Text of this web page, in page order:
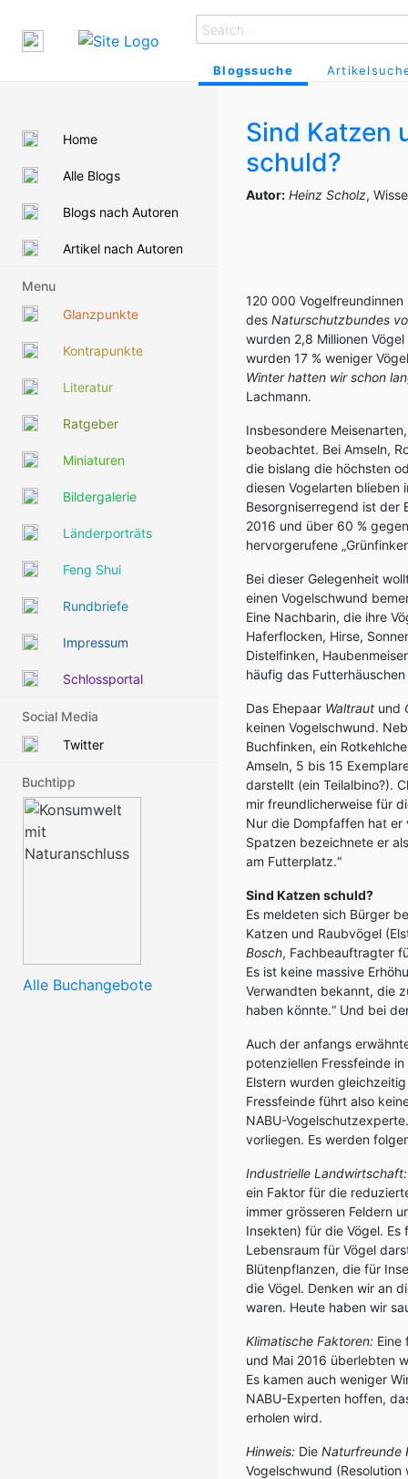
Blogssuche
Home
Alle Blogs
Blogs nach Autoren
Artikel nach Autoren
Menu
Glanzpunkte
Kontrapunkte
Literatur
Ratgeber
Miniaturen
Bildergalerie
Länderporträts
Feng Shui
Rundbriefe
Impressum
Schlossportal
Social Media
Twitter
Buchtipp
Alle Buchangebote
Sind Katzen
schuld?
Autor: Heinz Scholz,
120 000
des Naturschutzbundes
wurden 2,8 Millionen
wurden 17 % weniger
Winter hatten wir schon
Lachmann.
Insbesondere
beobachtet. Bei Amseln,
die bislang die höchsten
diesen Vogelarten blieben
Besorgniserregend ist der
2016 und über 60 %
hervorgerufene
Bei dieser Gelegenheit
einen Vogelschwund
Eine Nachbarin, die ihre
Haferflocken, Hirse,
Distelfinken,
häufig das
Das Ehepaar Waltraut und
keinen Vogelschwund.
Buchfinken, ein
Amseln, 5 bis 15
darstellt (ein Teilalbino?).
mir freundlicherweise für
Nur die Dompfaffen hat er
Spatzen bezeichnete er
am Futterplatz.“
Sind Katzen schuld?
Es meldeten sich Bürger
Katzen und Raubvögel
Bosch, Fachbeauftragter
Es ist keine massive
Verwandten bekannt, die
haben könnte.“ Und bei
Auch der anfangs
potenziellen Fressfeinde
Elstern wurden
Fressfeinde führt also
NABU-
vorliegen. Es werden
Industrielle Landwirtschaft:
ein Faktor für die
immer grösseren Feldern
Insekten) für die Vögel.
Lebensraum für Vögel
Blütenpflanzen, die für
die Vögel. Denken wir an
waren. Heute haben wir
Klimatische Faktoren: Eine
und Mai 2016 überlebten
Es kamen auch weniger
NABU-Experten hoffen,
erholen wird.
Hinweis: Die Naturfreunde
Vogelschwund